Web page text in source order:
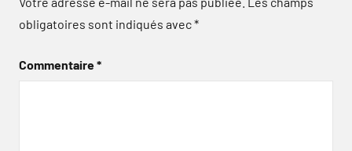
obligatoires sont indiqués avec*
Commentaire*